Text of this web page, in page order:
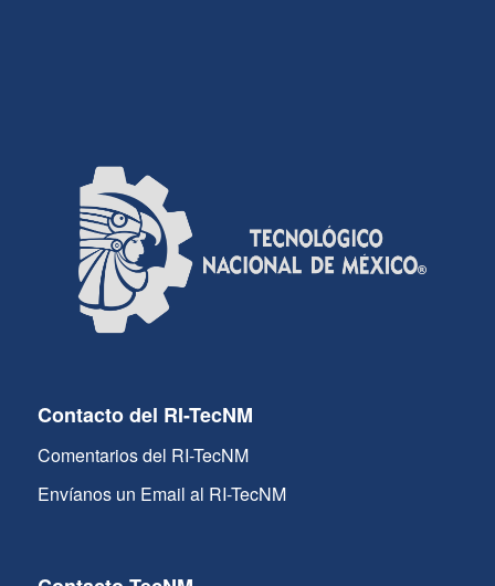
Contacto del RI-TecNM
Comentarios del RI-TecNM
Envíanos un Email al RI-TecNM